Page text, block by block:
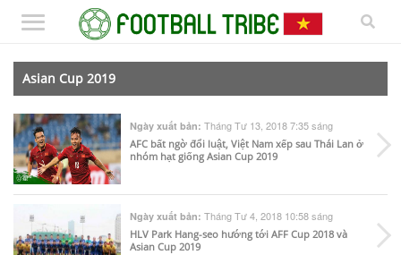
Asian Cup 2019
Ngày xuất bản: Tháng Tư 13, 2018 7:35 sáng
AFC bất ngờ đổi luật, Việt Nam xếp sau Thái Lan ở
nhóm hạt giống Asian Cup 2019
Ngày xuất bản: Tháng Tư 4, 2018 10:58 sáng
HLV Park Hang-seo hướng tới AFF Cup 2018 và
Asian Cup 2019